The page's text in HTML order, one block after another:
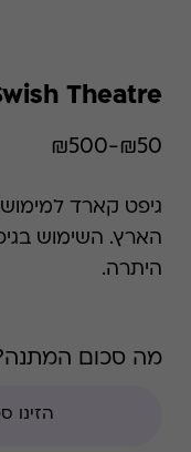
Theatre
₪50-₪500
גיפט קארד למימוש
הארץ. השימוש
היתרה.
מה סכום